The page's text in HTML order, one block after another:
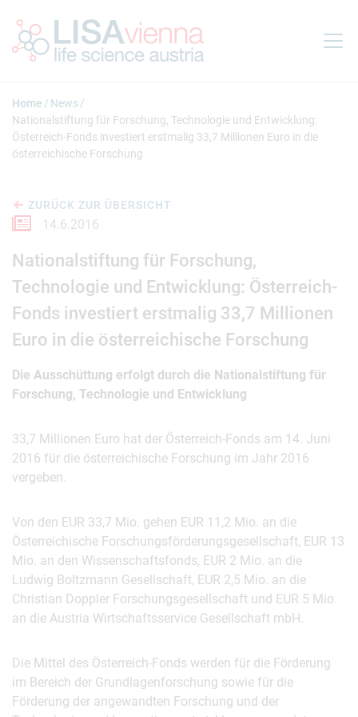
Home
News
Nationalstiftung für Forschung, Technologie und Entwicklung:
Österreich-Fonds investiert erstmalig 33,7 Millionen Euro in die
österreichische Forschung
ZURÜCK ZUR ÜBERSICHT
14.6.2016
Nationalstiftung für Forschung,
Technologie und Entwicklung: Österreich-
Fonds investiert erstmalig 33,7 Millionen
Euro in die österreichische Forschung
Die Ausschüttung erfolgt durch die Nationalstiftung für
Forschung, Technologie und Entwicklung
33,7 Millionen Euro hat der Österreich-Fonds am 14. Juni
2016 für die österreichische Forschung im Jahr 2016
vergeben.
Von den EUR 33,7 Mio. gehen EUR 11,2 Mio. an die
Österreichische Forschungsförderungsgesellschaft, EUR 13
Mio. an den Wissenschaftsfonds, EUR 2 Mio. an die
Ludwig Boltzmann Gesellschaft, EUR 2,5 Mio. an die
Christian Doppler Forschungsgesellschaft und EUR 5 Mio.
an die Austria Wirtschaftsservice Gesellschaft mbH.
Die Mittel des Österreich-Fonds werden für die Förderung
im Bereich der Grundlagenforschung sowie für die
Förderung der angewandten Forschung und der